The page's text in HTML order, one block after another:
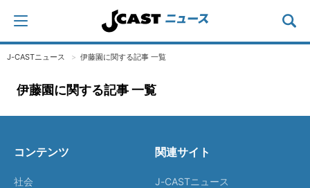
J-CASTニュース 伊藤園に関する記事 一覧
伊藤園に関する記事 一覧
コンテンツ
社会
関連サイト
J-CASTニュース